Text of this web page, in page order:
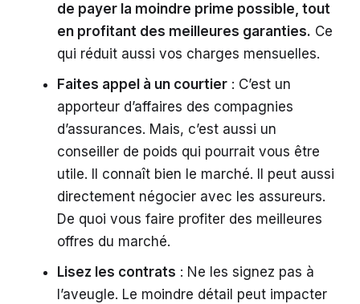
de payer la moindre prime possible, tout
en profitant des meilleures garanties. Ce
qui réduit aussi vos charges mensuelles.
Faites appel à un courtier : C’est un
apporteur d’affaires des compagnies
d’assurances. Mais, c’est aussi un
conseiller de poids qui pourrait vous être
utile. Il connaît bien le marché. Il peut aussi
directement négocier avec les assureurs.
De quoi vous faire profiter des meilleures
offres du marché.
Lisez les contrats : Ne les signez pas à
l’aveugle. Le moindre détail peut impacter